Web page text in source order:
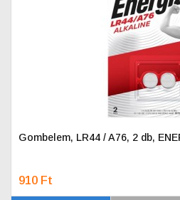
Gombelem, LR44 / A76, 2 db,
910 Ft